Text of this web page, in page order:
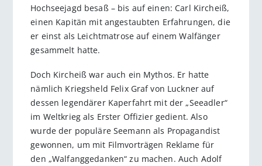
Hochseejagd besaß – bis auf einen: Carl Kircheiß,
einen Kapitän mit angestaubten Erfahrungen, die
er einst als Leichtmatrose auf einem Walfänger
gesammelt hatte.
Doch Kircheiß war auch ein Mythos. Er hatte
nämlich Kriegsheld Felix Graf von Luckner auf
dessen legendärer Kaperfahrt mit der „Seeadler“
im Weltkrieg als Erster Offizier gedient. Also
wurde der populäre Seemann als Propagandist
gewonnen, um mit Filmvorträgen Reklame für
den „Walfanggedanken“ zu machen. Auch Adolf